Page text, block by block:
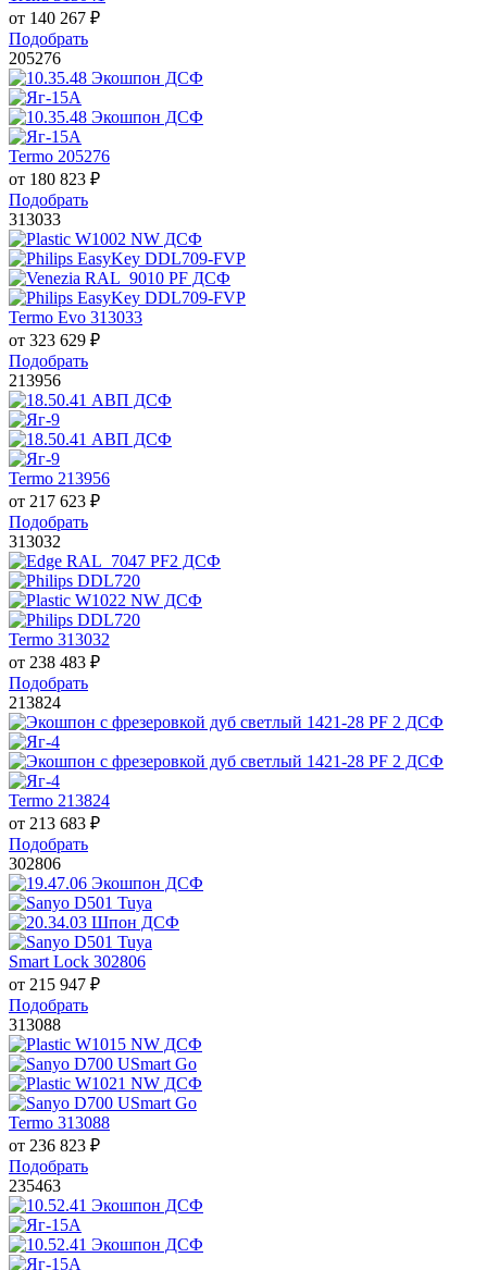
от 140 267 ₽
Подобрать
205276
Termo 205276
от 180 823 ₽
Подобрать
313033
Termo Evo 313033
от 323 629 ₽
Подобрать
213956
Termo 213956
от 217 623 ₽
Подобрать
313032
Termo 313032
от 238 483 ₽
Подобрать
213824
Termo 213824
от 213 683 ₽
Подобрать
302806
Smart Lock 302806
от 215 947 ₽
Подобрать
313088
Termo 313088
от 236 823 ₽
Подобрать
235463